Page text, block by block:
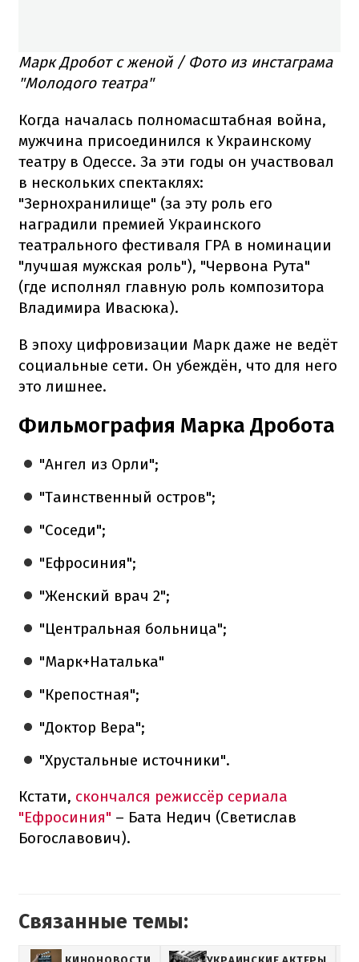
Марк Дробот с женой / Фото из инстаграма
"Молодого театра"
Когда началась полномасштабная война,
мужчина присоединился к Украинскому
театру в Одессе. За эти годы он участвовал
в нескольких спектаклях:
"Зернохранилище" (за эту роль его
наградили премией Украинского
театрального фестиваля ГРА в номинации
"лучшая мужская роль"), "Червона Рута"
(где исполнял главную роль композитора
Владимира Ивасюка).
В эпоху цифровизации Марк даже не ведёт
социальные сети. Он убеждён, что для него
это лишнее.
Фильмография Марка Дробота
"Ангел из Орли";
"Таинственный остров";
"Соседи";
"Ефросиния";
"Женский врач 2";
"Центральная больница";
"Марк+Наталька"
"Крепостная";
"Доктор Вера";
"Хрустальные источники".
Кстати, скончался режиссёр сериала
"Ефросиния" – Бата Недич (Светислав
Богославович).
Связанные темы: